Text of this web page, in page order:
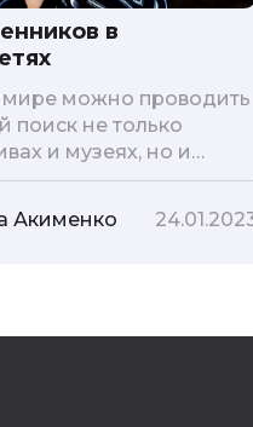
в
можно проводить
поиск не только
и музеях, но и
интернетом. Сегодня
как и в каких
можно провести
построить с ними
Акименко